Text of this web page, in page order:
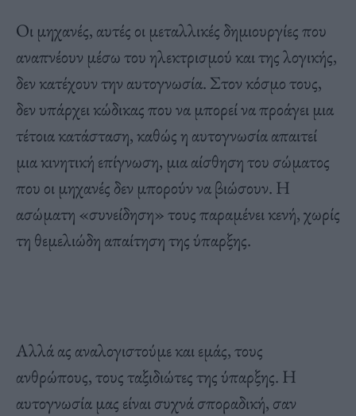
Οι μηχανές, αυτές οι μεταλλικές δημιουργίες που
αναπνέουν μέσω του ηλεκτρισμού και της λογικής,
δεν κατέχουν την αυτογνωσία. Στον κόσμο τους,
δεν υπάρχει κώδικας που να μπορεί να προάγει μια
τέτοια κατάσταση, καθώς η αυτογνωσία απαιτεί
μια κινητική επίγνωση, μια αίσθηση του σώματος
που οι μηχανές δεν μπορούν να βιώσουν. Η
ασώματη «συνείδηση» τους παραμένει κενή, χωρίς
τη θεμελιώδη απαίτηση της ύπαρξης.
Αλλά ας αναλογιστούμε και εμάς, τους
ανθρώπους, τους ταξιδιώτες της ύπαρξης. Η
αυτογνωσία μας είναι συχνά σποραδική, σαν